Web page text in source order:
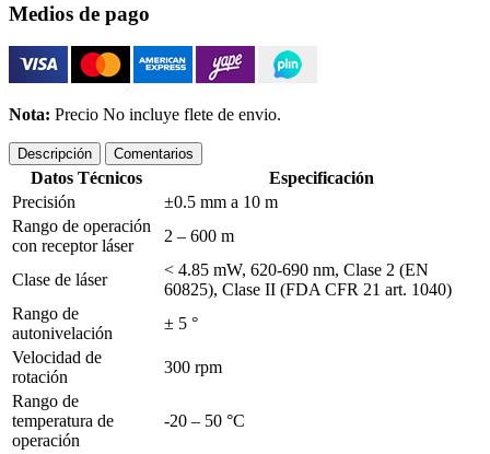
Medios de pago
Nota: Precio No incluye flete de envio.
Descripción Comentarios
Datos Técnicos
Especificación
Precisión
±0.5 mm a 10 m
Rango de operación
con receptor láser
2 – 600 m
Clase de láser
< 4.85 mW, 620-690 nm, Clase 2 (EN
60825), Clase II (FDA CFR 21 art. 1040)
Rango de
autonivelación
± 5 °
Velocidad de
rotación
300 rpm
Rango de
temperatura de
operación
-20 – 50 °C